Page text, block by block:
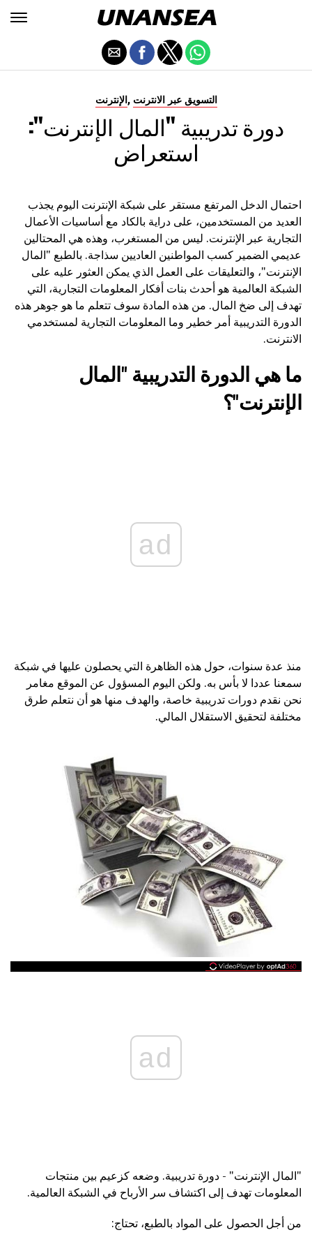
الإنترنت , التسويق عبر الانترنت
دورة تدريبية "المال الإنترنت":
استعراض
احتمال الدخل المرتفع مستقر على شبكة الإنترنت اليوم يجذب
العديد من المستخدمين، على دراية بالكاد مع أساسيات الأعمال
التجارية عبر الإنترنت. ليس من المستغرب، وهذه هي المحتالين
عديمي الضمير كسب المواطنين العاديين سذاجة. بالطبع "المال
الإنترنت"، والتعليقات على العمل الذي يمكن العثور عليه على
الشبكة العالمية هو أحدث بنات أفكار المعلومات التجارية، التي
تهدف إلى ضخ المال. من هذه المادة سوف تتعلم ما هو جوهر هذه
الدورة التدريبية أمر خطير وما المعلومات التجارية لمستخدمي
الانترنت.
ما هي الدورة التدريبية "المال
الإنترنت"؟
ad
منذ عدة سنوات، حول هذه الظاهرة التي يحصلون عليها في شبكة
سمعنا عددا لا بأس به. ولكن اليوم المسؤول عن الموقع مغامر
نحن نقدم دورات تدريبية خاصة، والهدف منها هو أن نتعلم طرق
مختلفة لتحقيق الاستقلال المالي.
ad
"المال الإنترنت" - دورة تدريبية. وضعه كزعيم بين منتجات
المعلومات تهدف إلى اكتشاف سر الأرباح في الشبكة العالمية.
من أجل الحصول على المواد بالطبع، تحتاج: